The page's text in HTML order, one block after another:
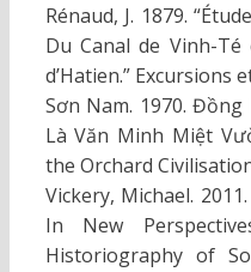
Rénaud, J. 1879.
Du Canal de Vinh-
d’Hatien.” Excursions
Sơn Nam. 1970.
Là Văn Minh Miệt
the Orchard
Vickery, Michael.
In New
Historiography of